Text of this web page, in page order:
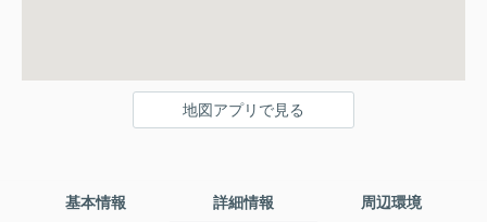
地図アプリで見る
基本情報 詳細情報 周辺環境